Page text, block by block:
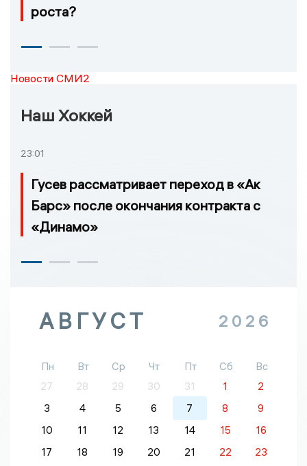
роста?
Новости СМИ2
Наш Хоккей
23:01
Гусев рассматривает переход в «Ак
Барс» после окончания контракта с
«Динамо»
АВГУСТ 2026
Пн Вт Ср Чт Пт Сб
Вс
27
28 29 30 31 1
2
3
4 5 6 7 8
9
10
11 12 13 14 15
16
17
18 19 20 21 22
23